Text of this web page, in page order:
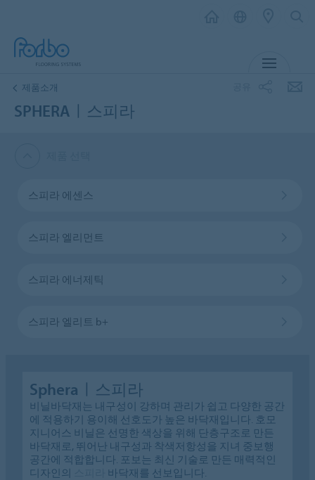
제품소개
SPHERAㅣ스피라
스피라 에센스
스피라 엘리먼트
스피라 에너제틱
스피라 엘리트 b+
Spheraㅣ스피라
비닐바닥재는 내구성이 강하며 관리가 쉽고 다양한 공간
에 적용하기 용이해 선호도가 높은 바닥재입니다. 호모
지니어스 비닐은 선명한 색상을 위해 단층구조로 만든
바닥재로, 뛰어난 내구성과 착색저항성을 지녀 중보행
공간에 적합합니다. 포보는 최신 기술로 만든 매력적인
디자인의
바닥재를 선보입니다.